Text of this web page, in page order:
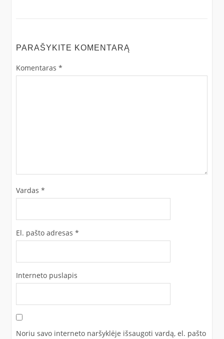
PARAŠYKITE KOMENTARĄ
Komentaras *
Vardas *
El. pašto adresas *
Interneto puslapis
Noriu savo interneto naršyklėje išsaugoti vardą, el. pašto